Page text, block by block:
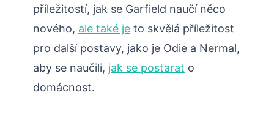
příležitostí, jak se Garfield naučí něco
nového, ale také je to skvělá příležitost
pro další postavy, jako je Odie a Nermal,
aby se naučili, jak se postarat o
domácnost.